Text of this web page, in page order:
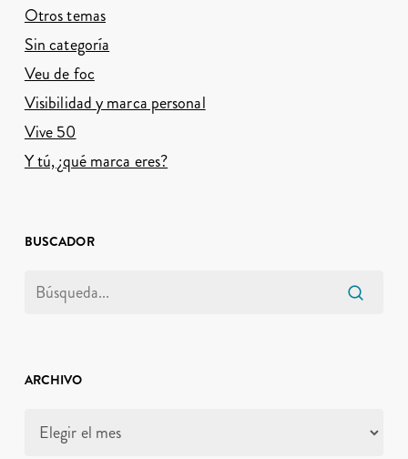
Otros temas
Sin categoría
Veu de foc
Visibilidad y marca personal
Vive 50
Y tú, ¿qué marca eres?
BUSCADOR
ARCHIVO